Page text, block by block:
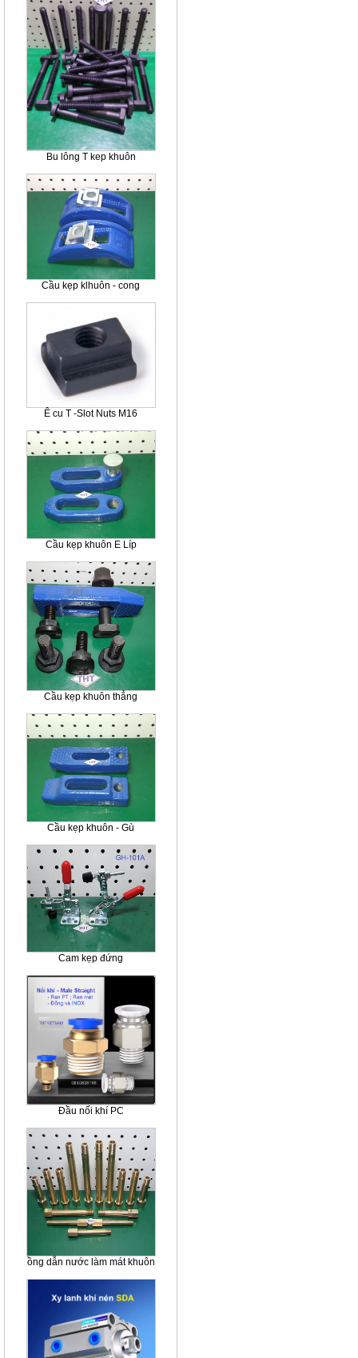
Bu lông T kep khuôn
Cầu kẹp klhuôn - cong
Ê cu T -Slot Nuts M16
Cầu kẹp khuôn E Líp
Cầu kẹp khuôn thẳng
Cầu kẹp khuôn - Gù
Cam kẹp đứng
Đầu nối khí PC
ồng dẫn nước làm mát khuôn